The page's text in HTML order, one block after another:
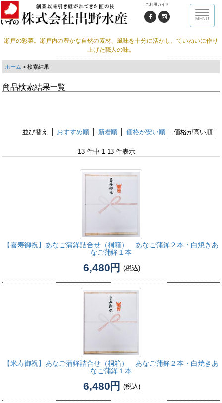
ご利用ガイド
Toggle
MENU
瀬戸の彩菜。瀬戸内の豊かな自然の素材、風味を十分に活かし、ていねいに作り
上げた職人の味。
ホーム > 検索結果
商品検索結果一覧
並び替え おすすめ順 新着順 価格が安い順 価格が高い順
13 件中 1-13 件表示
【喜寿御祝】 あなご蒲鉾詰合せ（桐箱） あなご蒲鉾２本・白焼きあ
なご蒲鉾１本
6,480円 (税込)
【米寿御祝】 あなご蒲鉾詰合せ（桐箱） あなご蒲鉾２本・白焼きあ
なご蒲鉾１本
6,480円 (税込)